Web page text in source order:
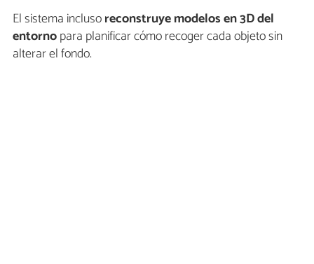
El sistema inclusoreconstruye modelos en 3D del
entornopara planificar cómo recoger cada objeto sin
alterar el fondo.